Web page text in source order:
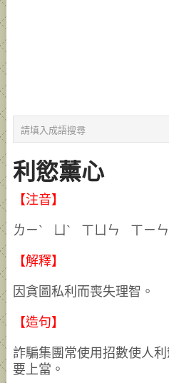
利慾薰心
【注音】
ㄌㄧˋ ㄩˋ ㄒㄩㄣ
【解釋】
因貪圖私利而喪失理智。
【造句】
詐騙集團常使用招數使人
要上當。